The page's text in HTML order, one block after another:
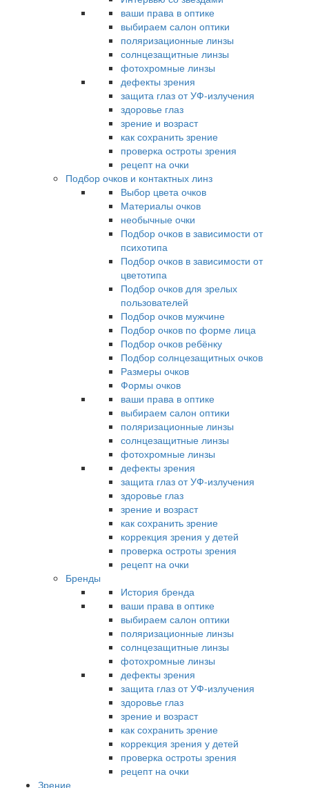
ваши права в оптике
выбираем салон оптики
поляризационные линзы
солнцезащитные линзы
фотохромные линзы
дефекты зрения
защита глаз от УФ-излучения
здоровье глаз
зрение и возраст
как сохранить зрение
проверка остроты зрения
рецепт на очки
Подбор очков и контактных линз
Выбор цвета очков
Материалы очков
необычные очки
Подбор очков в зависимости от
психотипа
Подбор очков в зависимости от
цветотипа
Подбор очков для зрелых
пользователей
Подбор очков мужчине
Подбор очков по форме лица
Подбор очков ребёнку
Подбор солнцезащитных очков
Размеры очков
Формы очков
ваши права в оптике
выбираем салон оптики
поляризационные линзы
солнцезащитные линзы
фотохромные линзы
дефекты зрения
защита глаз от УФ-излучения
здоровье глаз
зрение и возраст
как сохранить зрение
коррекция зрения у детей
проверка остроты зрения
рецепт на очки
Бренды
История бренда
ваши права в оптике
выбираем салон оптики
поляризационные линзы
солнцезащитные линзы
фотохромные линзы
дефекты зрения
защита глаз от УФ-излучения
здоровье глаз
зрение и возраст
как сохранить зрение
коррекция зрения у детей
проверка остроты зрения
рецепт на очки
Зрение